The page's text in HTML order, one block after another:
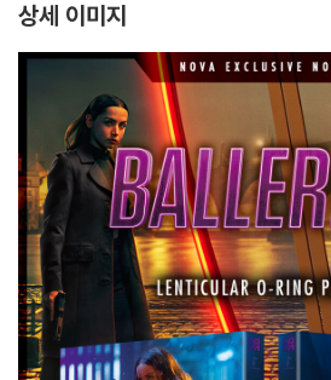
상세 이미지